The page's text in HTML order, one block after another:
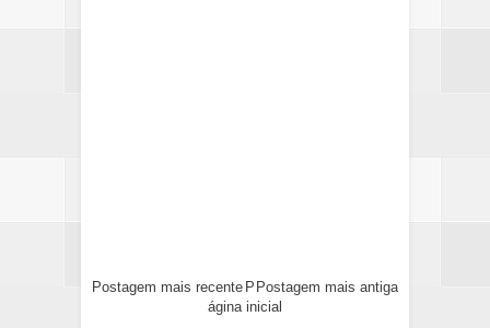
Postagem mais recente Postagem mais antiga
P
ágina inicial